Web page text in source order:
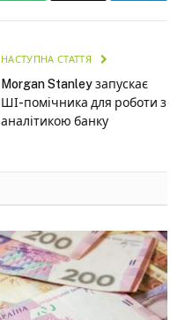
НАСТУПНА СТАТТЯ
Morgan Stanley запускає
ШІ-помічника для роботи з
аналітикою банку